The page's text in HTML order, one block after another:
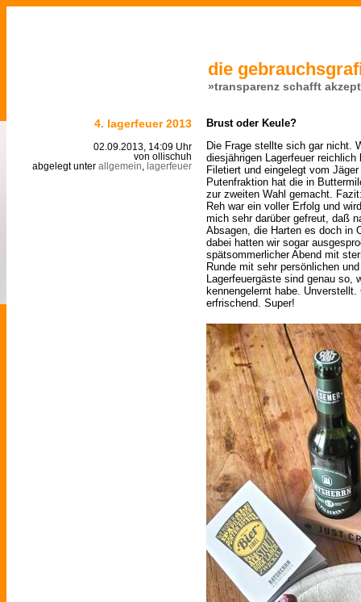
die
»transparenz schafft
4. lagerfeuer 2013
02.09.2013, 14:09 Uhr
von ollischuh
abgelegt unter allgemein lagerfeuer
Brust oder Keule?
Die Frage stellte sich gar nicht.
diesjährigen Lagerfeuer
Filetiert und eingelegt vom
Putenfraktion hat die in
zur zweiten Wahl gemacht.
Reh war ein voller Erfolg und
mich sehr darüber gefreut, daß
Absagen, die Harten es doch in
dabei hatten wir sogar
spätsommerlicher Abend mit
Runde mit sehr persönlichen
Lagerfeuergäste sind genau
kennengelernt habe.
erfrischend. Super!